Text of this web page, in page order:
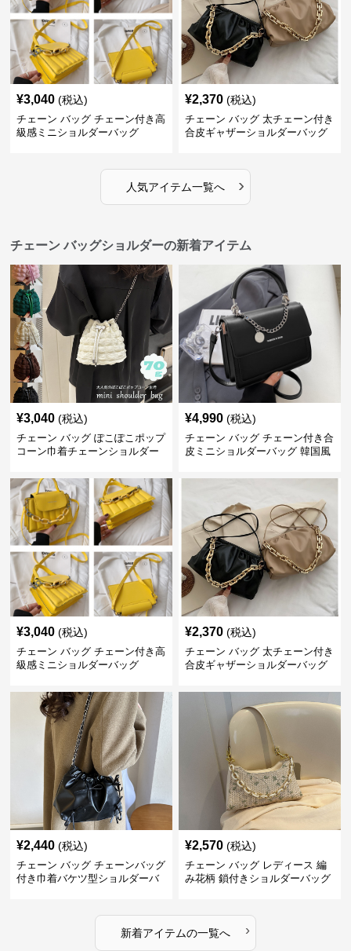
¥3,040 (税込)
チェーン バッグ チェーン付き高
級感ミニショルダーバッグ
¥2,370 (税込)
チェーン バッグ 太チェーン付き
合皮ギャザーショルダーバッグ
人気アイテム一覧へ ›
チェーン バッグショルダーの新着アイテム
¥3,040 (税込)
チェーン バッグ ぽこぽこポップ
コーン巾着チェーンショルダー
¥4,990 (税込)
チェーン バッグ チェーン付き合
皮ミニショルダーバッグ 韓国風
¥3,040 (税込)
チェーン バッグ チェーン付き高
級感ミニショルダーバッグ
¥2,370 (税込)
チェーン バッグ 太チェーン付き
合皮ギャザーショルダーバッグ
¥2,440 (税込)
チェーン バッグ チェーンバッグ
付き巾着バケツ型ショルダーバ
¥2,570 (税込)
チェーン バッグ レディース 編
み花柄 鎖付きショルダーバッグ
新着アイテムの一覧へ ›